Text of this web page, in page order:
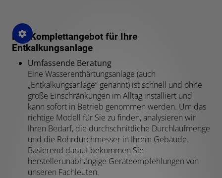
Das Komplettangebot für Ihre
Entkalkungsanlage
Umfassende Beratung
Eine Wasserenthärtungsanlage (auch
„Entkalkungsanlage“ genannt) ist schnell und ohne
große Einschränkungen im Alltag installiert und
kann sofort in Betrieb genommen werden. Um das
richtige Modell für Sie zu finden, analysieren wir
Ihren Bedarf, die durchschnittliche Durchlaufmenge
und die Rohrdurchmesser in Ihrem Gebäude.
Basierend darauf bekommen Sie
herstellerunabhängige Geräteempfehlungen von
unseren Fachleuten.